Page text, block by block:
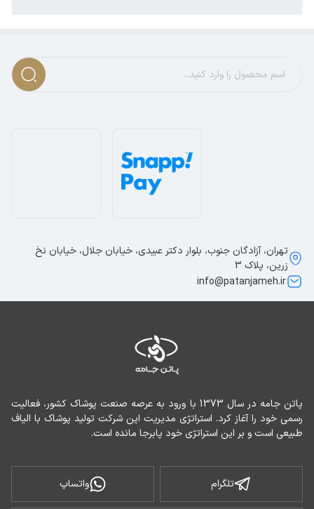
طبیعی است و بر این استراتژی خود پابرجا مانده است.
تلگرام واتساپ
تهران، آزادگان جنوب، بلوار دکتر عبیدی، خیابان جلال، خیابان نخ
زرین، پلاک 3
info@patanjameh.ir